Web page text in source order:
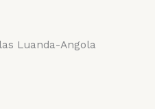
Luanda-Angola